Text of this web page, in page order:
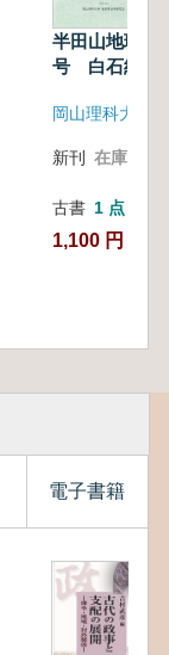
半田山地理考
号 白石純先
新刊 在庫なし
古書 1 点
1,100 円
電子書籍